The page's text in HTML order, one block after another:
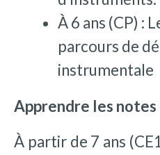
À 6 ans (CP) :
parcours de
instrumentale
Apprendre les
À partir de 7 ans